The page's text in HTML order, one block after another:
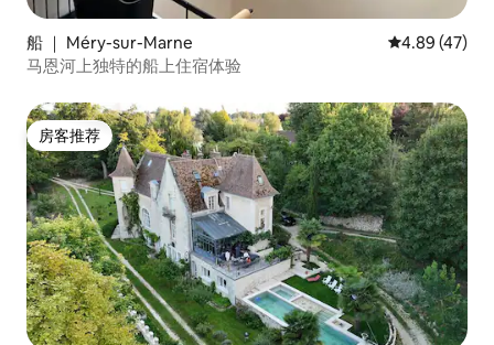
船 ｜ Méry-sur-Marne 平均评分
4.89 (47)
马恩河上独特的船上住宿体验
房客推荐
房客推荐